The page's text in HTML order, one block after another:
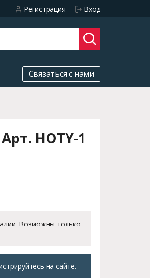
Регистрация Вход
Связаться с нами
HOTY-1
Возможны только
на сайте.